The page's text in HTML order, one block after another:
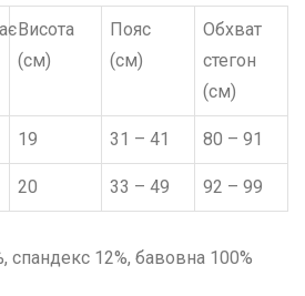
Висота
(см)
Пояс
(см)
Обхват
стегон
(см)
19 31 – 41 80 – 91
20 33 – 49 92 – 99
спандекс 12%, бавовна 100%